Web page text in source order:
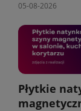
05-08-2026
Płytkie